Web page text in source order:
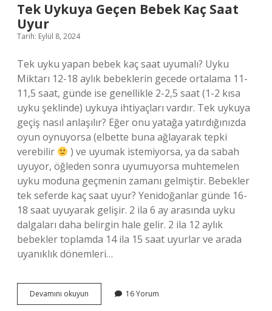
Tek Uykuya Geçen Bebek Kaç Saat
Uyur
Tarih: Eylül 8, 2024
Tek uyku yapan bebek kaç saat uyumalı? Uyku
Miktarı 12-18 aylık bebeklerin gecede ortalama 11-
11,5 saat, günde ise genellikle 2-2,5 saat (1-2 kısa
uyku şeklinde) uykuya ihtiyaçları vardır. Tek uykuya
geçiş nasıl anlaşılır? Eğer onu yatağa yatırdığınızda
oyun oynuyorsa (elbette buna ağlayarak tepki
verebilir
) ve uyumak istemiyorsa, ya da sabah
uyuyor, öğleden sonra uyumuyorsa muhtemelen
uyku moduna geçmenin zamanı gelmiştir. Bebekler
tek seferde kaç saat uyur? Yenidoğanlar günde 16-
18 saat uyuyarak gelişir. 2 ila 6 ay arasında uyku
dalgaları daha belirgin hale gelir. 2 ila 12 aylık
bebekler toplamda 14 ila 15 saat uyurlar ve arada
uyanıklık dönemleri…
Devamını okuyun
Uykuya
16 Yorum